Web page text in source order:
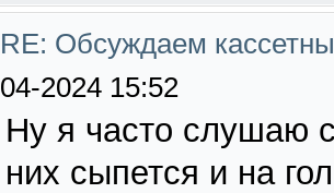
RE: Обсуждаем
04-2024 15:52
Ну я часто слушаю
них сыпется и на